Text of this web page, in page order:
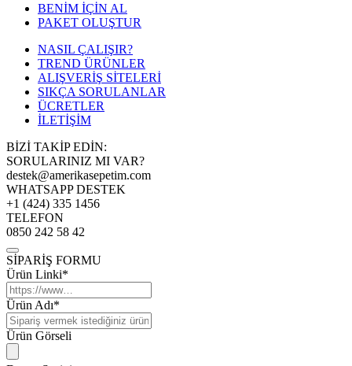
BENİM İÇİN AL
PAKET OLUŞTUR
NASIL ÇALIŞIR?
TREND ÜRÜNLER
ALIŞVERİŞ SİTELERİ
SIKÇA SORULANLAR
ÜCRETLER
İLETİŞİM
BİZİ TAKİP EDİN:
SORULARINIZ MI VAR?
destek@amerikasepetim.com
WHATSAPP DESTEK
+1 (424) 335 1456
TELEFON
0850 242 58 42
SİPARİŞ FORMU
Ürün Linki*
Ürün Adı*
Ürün Görseli